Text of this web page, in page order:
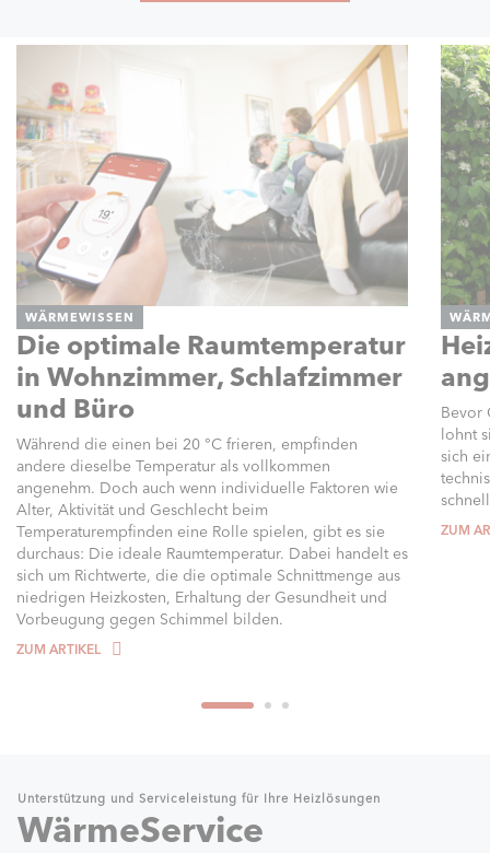
WÄRMEWISSEN
Die optimale Raumtemperatur
in Wohnzimmer, Schlafzimmer
und Büro
Während die einen bei 20 °C frieren, empfinden
andere dieselbe Temperatur als vollkommen
angenehm. Doch auch wenn individuelle Faktoren wie
Alter, Aktivität und Geschlecht beim
Temperaturempfinden eine Rolle spielen, gibt es sie
durchaus: Die ideale Raumtemperatur. Dabei handelt es
sich um Richtwerte, die die optimale Schnittmenge aus
niedrigen Heizkosten, Erhaltung der Gesundheit und
Vorbeugung gegen Schimmel bilden.
ZUM ARTIKEL
Bevor
lohnt
sich
ZUM
Unterstützung und Serviceleistung für Ihre Heizlösungen
WärmeService